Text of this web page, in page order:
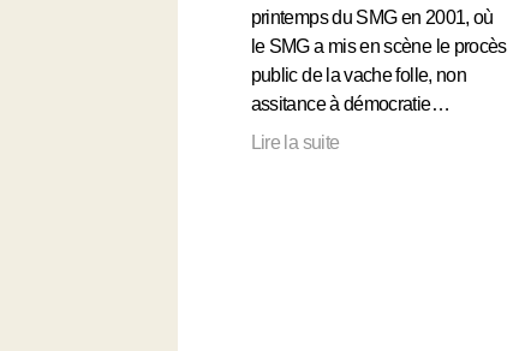
printemps du SMG en 2001, où
le SMG a mis en scène le procès
public de la vache folle, non
assitance à démocratie…
Lire la suite